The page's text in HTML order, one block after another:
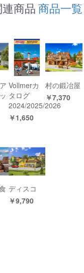
商品 商品一覧
Vollmerカ
タログ
2024/2025/2026
￥1,650
村の鍛冶屋
￥7,370
ディスコ
￥9,790